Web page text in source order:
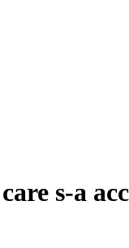
s-a